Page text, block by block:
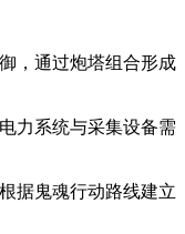
，通过炮塔组合形成
力系统与采集设备需
据鬼魂行动路线建立